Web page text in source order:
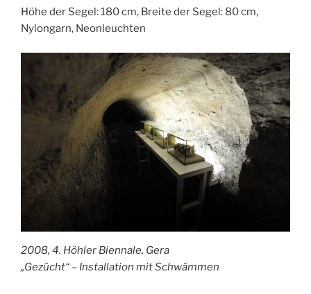
Höhe der Segel: 180 cm, Breite der Segel: 80 cm,
Nylongarn, Neonleuchten
2008, 4. Höhler Biennale, Gera
„Gezücht“ – Installation mit Schwämmen